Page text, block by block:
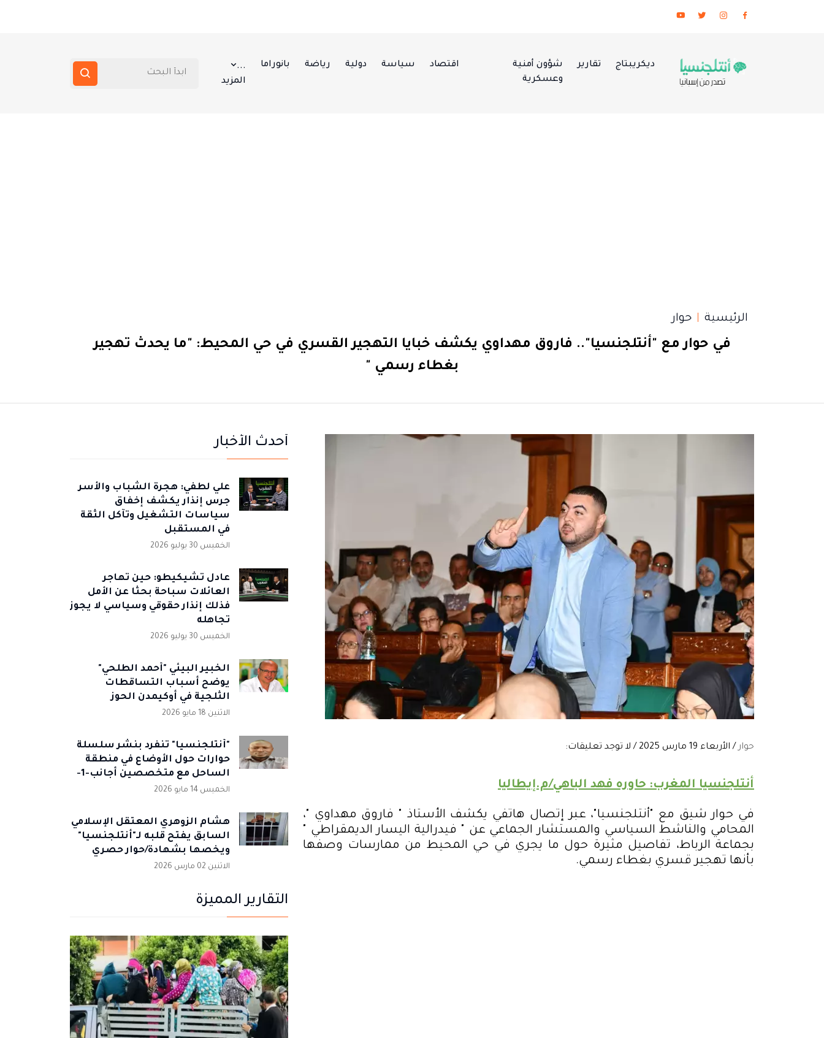
ديكريبتاج تقارير
شؤون أمنية
وعسكرية
اقتصاد سياسة دولية رياضة بانوراما
...
المزيد
الرئيسية حوار
في حوار مع "أنتلجنسيا".. فاروق مهداوي يكشف خبايا التهجير القسري في حي المحيط: "ما يحدث تهجير
بغطاء رسمي "
حوار/ الأربعاء 19 مارس 2025 / لا توجد تعليقات:
أنتلجنسيا المغرب: حاوره فهد الباهي/م.إيطاليا
في حوار شيق مع "أنتلجنسيا"، عبر إتصال هاتفي يكشف الأستاذ " فاروق مهداوي "،
المحامي والناشط السياسي والمستشار الجماعي عن " فيدرالية اليسار الديمقراطي "
بجماعة الرباط، تفاصيل مثيرة حول ما يجري في حي المحيط من ممارسات وصفها
بأنها تهجير قسري بغطاء رسمي.
أحدث الأخبار
علي لطفي: هجرة الشباب والأسر
جرس إنذار يكشف إخفاق
سياسات التشغيل وتآكل الثقة
في المستقبل
الخميس 30 يوليو 2026
عادل تشيكيطو: حين تهاجر
العائلات سباحة بحثا عن الأمل
فذلك إنذار حقوقي وسياسي لا يجوز
تجاهله
الخميس 30 يوليو 2026
الخبير البيئي "أحمد الطلحي"
يوضح أسباب التساقطات
الثلجية في أوكيمدن الحوز
الاثنين 18 مايو 2026
"أنتلجنسيا" تنفرد بنشر سلسلة
حوارات حول الأوضاع في منطقة
الساحل مع متخصصين أجانب-1-
الخميس 14 مايو 2026
هشام الزوهري المعتقل الإسلامي
السابق يفتح قلبه لـ"أنتلجنسيا"
ويخصها بشهادة/حوار حصري
الاثنين 02 مارس 2026
التقارير المميزة